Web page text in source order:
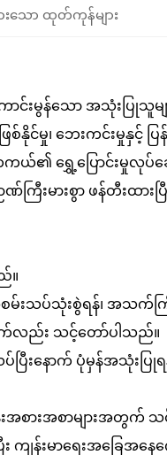
းသော ထုတ်ကုန်များ
င်းမွန်သော အသုံးပြုသူမ
င်မှု၊ ဘေးကင်းမှုနှင့်
၏ ရွှေ့ပြောင်းမှုလုပ်ဆ
းမားစွာ ဖန်တီးထားပ
။
သပ်သုံးစွဲရန်၊ အသက်ကြီး
က်လည်း သင့်တော်ပါသည်။
ပြီးနောက် ပုံမှန်အသုံးပြု
အစားအစာများအတွက်
ျန်းမာရေးအခြေအနေ